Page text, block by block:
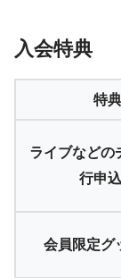
入会特典
特典
ライブなどの
行申
会員限定グ